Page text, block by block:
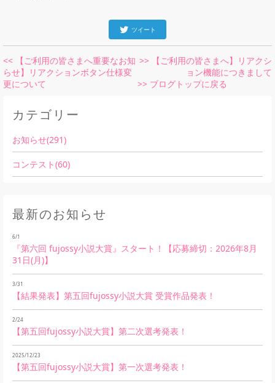
ツイート
<< 【ご利用の皆さまへ重要なお知
らせ】リアクションボタン仕様変
更について
>> 【ご利用の皆さまへ】リアクシ
ョン機能につきまして
>> ブログトップに戻る
カテゴリー
お知らせ(291)
コンテスト(60)
最新のお知らせ
6/1
『第六回 fujossy小説大賞』スタート！【応募締切：2026年8月
31日(月)】
3/31
【結果発表】第五回fujossy小説大賞 受賞作品発表！
2/24
【第五回fujossy小説大賞】第二次選考発表！
2025/12/23
【第五回fujossy小説大賞】第一次選考発表！